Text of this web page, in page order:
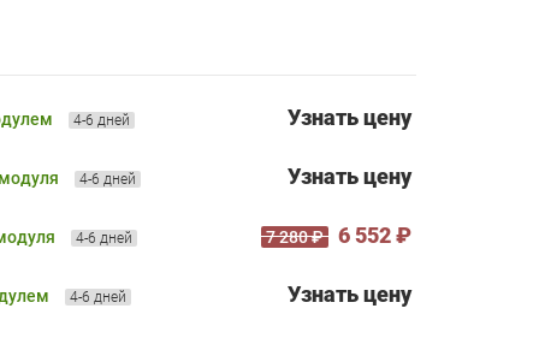
4-6 дней Узнать цену
4-6 дней Узнать цену
4-6 дней 7 280 ₽ 6 552 ₽
4-6 дней Узнать цену